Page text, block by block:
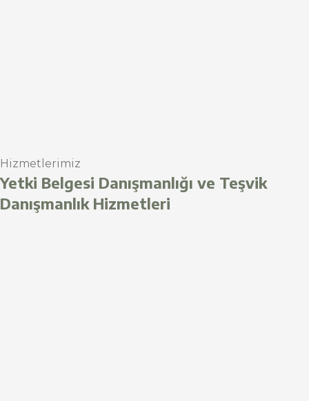
Hizmetlerimiz
Yetki Belgesi Danışmanlığı ve Teşvik
Danışmanlık Hizmetleri